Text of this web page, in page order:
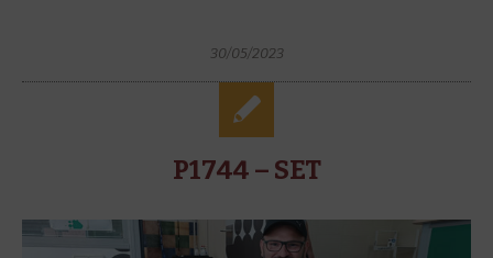
30/05/2023
P1744 – SET